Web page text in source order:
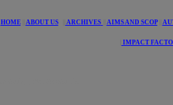
HOME|| ABOUT US ARCHIVES AIMS AND SCOP||
IMPACT